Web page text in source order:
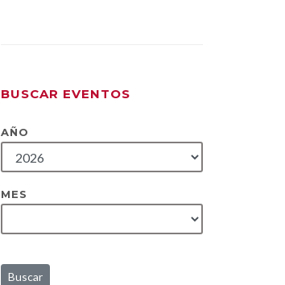
BUSCAR EVENTOS
AÑO
MES
Buscar